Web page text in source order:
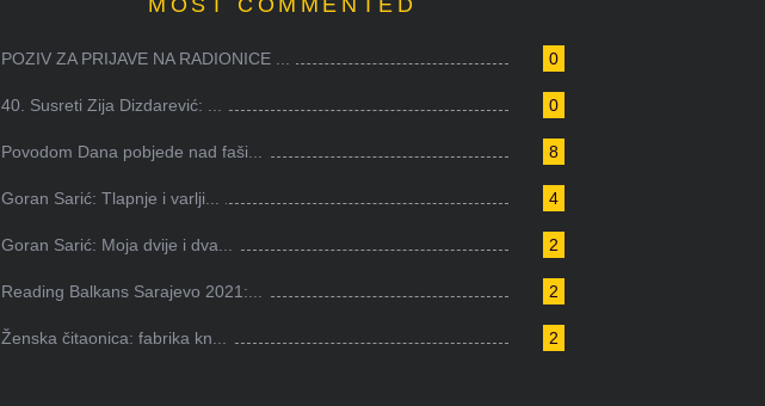
MOST COMMENTED
0
POZIV ZA PRIJAVE NA RADIONICE ...
0
40. Susreti Zija Dizdarević: ...
8
Povodom Dana pobjede nad faši...
4
Goran Sarić: Tlapnje i varlji...
2
Goran Sarić: Moja dvije i dva...
2
Reading Balkans Sarajevo 2021:...
2
Ženska čitaonica: fabrika kn...